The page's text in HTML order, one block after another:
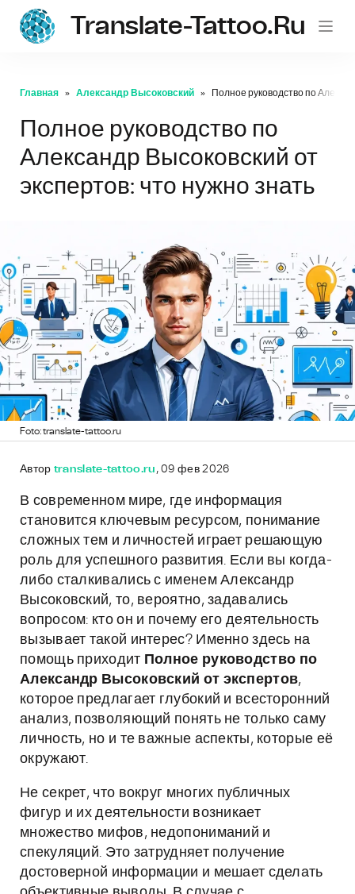
Translate-Tattoo.ru
Главная Александр Высоковский Полное руководство по
Полное руководство по
Александр Высоковский от
экспертов: что нужно знать
Foto: translate-tattoo.ru
Автор translate-tattoo.ru , 09 фев 2026
В современном мире, где информация
становится ключевым ресурсом, понимание
сложных тем и личностей играет решающую
роль для успешного развития. Если вы когда-
либо сталкивались с именем Александр
Высоковский, то, вероятно, задавались
вопросом: кто он и почему его деятельность
вызывает такой интерес? Именно здесь на
помощь приходит Полное руководство по
Александр Высоковский от экспертов,
которое предлагает глубокий и всесторонний
анализ, позволяющий понять не только саму
личность, но и те важные аспекты, которые её
окружают.
Не секрет, что вокруг многих публичных
фигур и их деятельности возникает
множество мифов, недопониманий и
спекуляций. Это затрудняет получение
достоверной информации и мешает сделать